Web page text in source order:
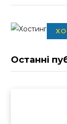
Останні